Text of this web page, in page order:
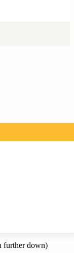
further down)